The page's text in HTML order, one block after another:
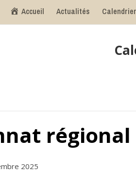
Accueil Actualités Calendrier
régional
2025